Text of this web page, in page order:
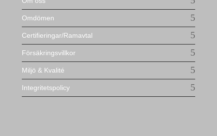
Omdömen
Certifieringar/Ramavtal
Försäkringsvillkor
Miljö & Kvalité
Integritetspolicy